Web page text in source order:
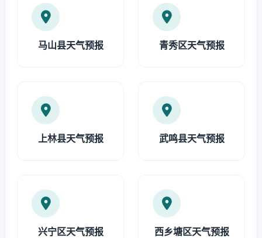
马山县天气预报 青秀区天气预报
上林县天气预报 武鸣县天气预报
兴宁区天气预报 西乡塘区天气预报